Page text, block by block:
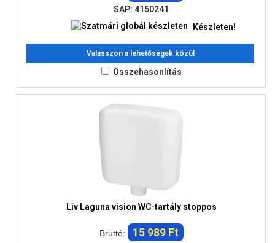
SAP: 4150241
Készleten!
Válasszon a lehetőségek közül
Összehasonlítás
Liv Laguna vision WC-tartály stoppos
Bruttó: 15 989 Ft